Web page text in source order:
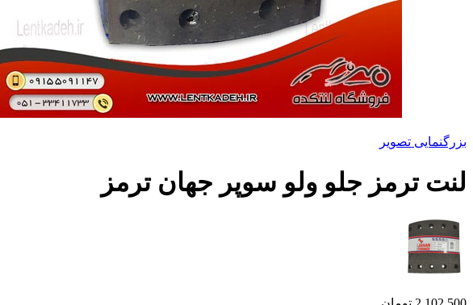
بزرگنمایی تصویر
لنت ترمز جلو ولو سوپر جهان ترمز